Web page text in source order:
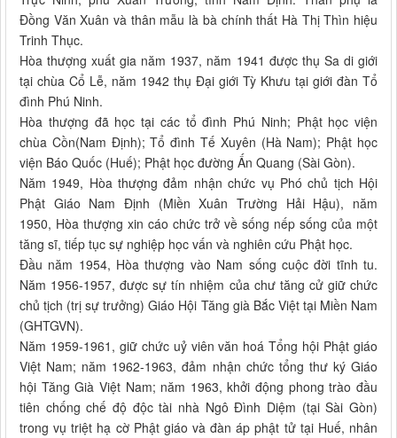
Đồng Văn Xuân và thân mẫu là bà chính thất Hà Thị Thìn hiệu
Trinh Thục.
Hòa thượng xuất gia năm 1937, năm 1941 được thụ Sa di giới
tại chùa Cổ Lễ, năm 1942 thụ Đại giới Tỳ Khưu tại giới đàn Tổ
đình Phú Ninh.
Hòa thượng đã học tại các tổ đình Phú Ninh; Phật học viện
chùa Cồn(Nam Định); Tổ đình Tế Xuyên (Hà Nam); Phật học
viện Báo Quốc (Huế); Phật học đường Ấn Quang (Sài Gòn).
Năm 1949, Hòa thượng đảm nhận chức vụ Phó chủ tịch Hội
Phật Giáo Nam Định (Miền Xuân Trường Hải Hậu), năm
1950, Hòa thượng xin cáo chức trở về sống nếp sống của một
tăng sĩ, tiếp tục sự nghiệp học vấn và nghiên cứu Phật học.
Đầu năm 1954, Hòa thượng vào Nam sống cuộc đời tĩnh tu.
Năm 1956-1957, được sự tín nhiệm của chư tăng cử giữ chức
chủ tịch (trị sự trưởng) Giáo Hội Tăng già Bắc Việt tại Miền Nam
(GHTGVN).
Năm 1959-1961, giữ chức uỷ viên văn hoá Tổng hội Phật giáo
Việt Nam; năm 1962-1963, đảm nhận chức tổng thư ký Giáo
hội Tăng Già Việt Nam; năm 1963, khởi động phong trào đầu
tiên chống chế độ độc tài nhà Ngô Đình Diệm (tại Sài Gòn)
trong vụ triệt hạ cờ Phật giáo và đàn áp phật tử tại Huế, nhân